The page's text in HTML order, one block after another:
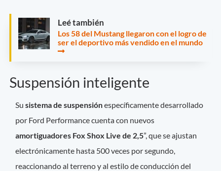
Leé también
Los 58 del Mustang llegaron con el logro de
ser el deportivo más vendido en el mundo
Suspensión inteligente
Su sistema de suspensiónespecíficamente desarrollado
por Ford Performance cuenta con nuevos
amortiguadores Fox Shox Live de 2,5”, que se ajustan
electrónicamente hasta 500 veces por segundo,
reaccionando al terreno y al estilo de conducción del